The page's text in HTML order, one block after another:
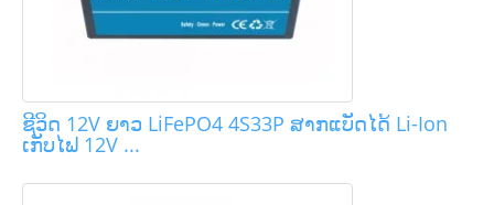
ຊີວິດ 12V ຍາວ LiFePO4 4S33P ສາກແບັດໄດ້ Li-Ion
ເກັບໄຟ 12V ...